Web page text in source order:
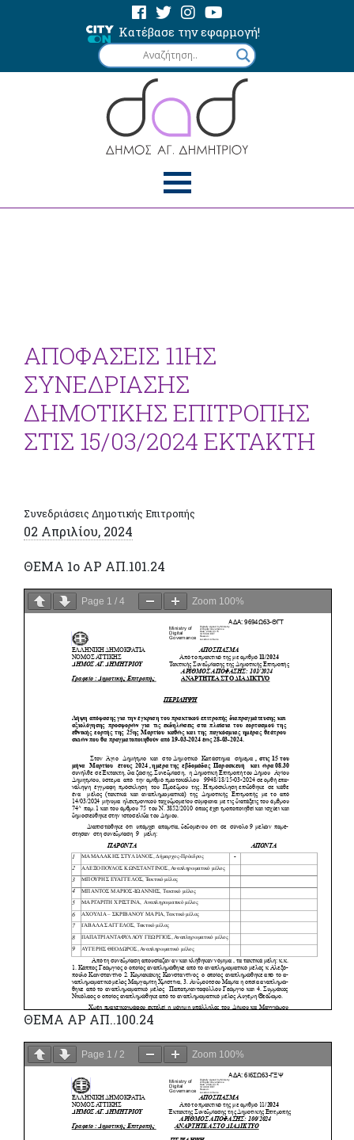
Κατέβασε την εφαρμογή!
ΑΠΟΦΑΣΕΙΣ 11ΗΣ
ΣΥΝΕΔΡΙΑΣΗΣ
ΔΗΜΟΤΙΚΗΣ ΕΠΙΤΡΟΠΗΣ
ΣΤΙΣ 15/03/2024 ΕΚΤΑΚΤΗ
Συνεδριάσεις Δημοτικής Επιτροπής
02 Απριλίου, 2024
ΘΕΜΑ 1o ΑΡ ΑΠ.101.24
Page 1 / 4 Zoom 100%
ΘΕΜΑ ΑΡ ΑΠ..100.24
Page 1 / 2 Zoom 100%